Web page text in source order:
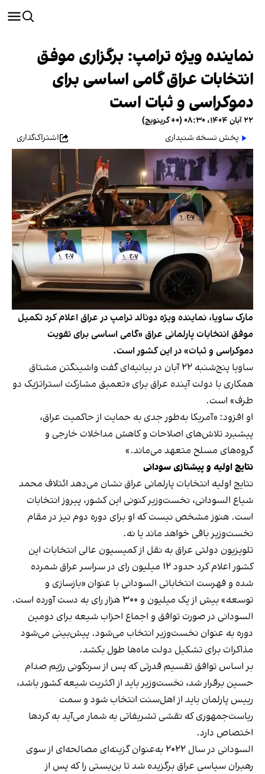
نماینده ویژه ترامپ: برگزاری موفق
انتخابات عراق گامی اساسی برای
دموکراسی و ثبات است
۲۲ آبان ۱۴۰۴، ۰۸:۳۰ (‎+۰ گرینویچ)
پخش نسخه شنیداری
اشتراک‌گذاری
مارک ساویا، نماینده ویژه دونالد ترامپ در عراق اعلام کرد تکمیل
موفق انتخابات پارلمانی عراق «گامی اساسی برای تقویت
دموکراسی و ثبات» در این کشور است.
ساویا پنج‌شنبه ۲۲ آبان در بیانیه‌ای گفت واشینگتن مشتاق
همکاری با دولت آینده عراق برای «تعمیق مشارکت استراتژیک دو
طرف» است.
او افزود: «آمریکا به‌طور جدی به حمایت از حاکمیت عراق،
پیشبرد تلاش‌های اصلاحات و کاهش مداخلات خارجی و
گروه‌های مسلح متعهد می‌ماند.»
نتایج اولیه و پیشتازی سودانی
نتایج اولیه انتخابات پارلمانی عراق نشان می‌دهد ائتلاف محمد
شیاع السودانی، نخست‌وزیر کنونی این کشور، پیروز انتخابات
است. هنوز مشخص نیست که او برای دوره دوم نیز در مقام
نخست‌وزیر باقی خواهد ماند یا نه.
تلویزیون دولتی عراق به نقل از کمیسیون عالی انتخابات این
کشور اعلام کرد حدود ۱۲ میلیون رای در سراسر عراق شمرده
شده و فهرست انتخاباتی السودانی با عنوان «بازسازی و
توسعه» بیش از یک میلیون و ۳۰۰ هزار رای به دست آورده است.
السودانی در صورت توافق و اجماع احزاب شیعه برای دومین
دوره به عنوان نخست‌وزیر انتخاب می‌شود. پیش‌بینی می‌شود
مذاکرات برای تشکیل دولت ماه‌ها طول بکشد.
بر اساس توافق تقسیم قدرتی که پس از سرنگونی رژیم صدام
حسین برقرار شد، نخست‌وزیر باید از اکثریت شیعه کشور باشد،
رییس پارلمان باید از اهل‌سنت انتخاب شود و سمت
ریاست‌جمهوری که نقشی تشریفاتی به شمار می‌آید به کردها
اختصاص دارد.
السودانی در سال ۲۰۲۲ به‌عنوان گزینه‌ای مصالحه‌ای از سوی
رهبران سیاسی عراق برگزیده شد تا بن‌بستی را که پس از